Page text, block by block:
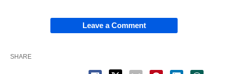
Leave a Comment
SHARE